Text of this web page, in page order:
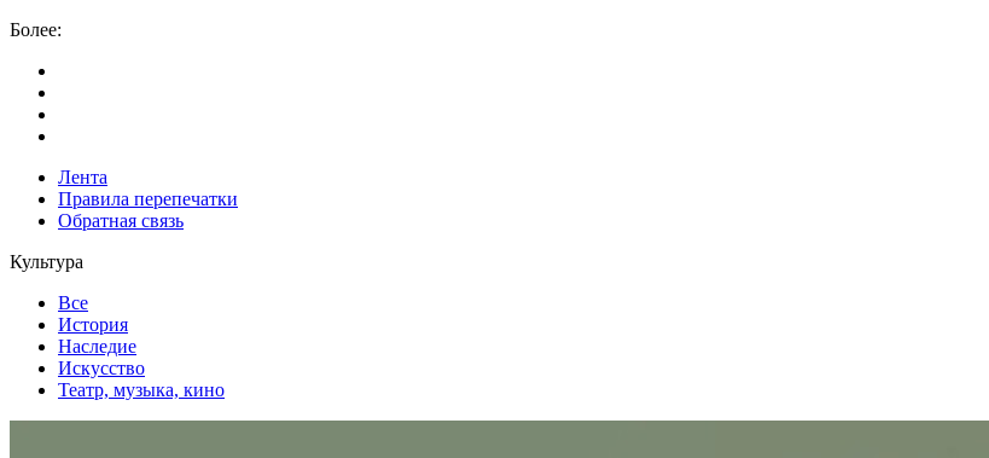
Более:
Лента
Правила перепечатки
Обратная связь
Культура
Все
История
Наследие
Искусство
Театр, музыка, кино